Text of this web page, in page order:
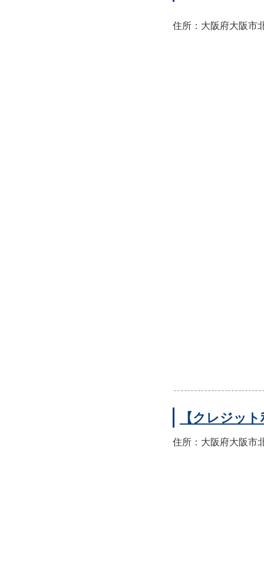
住所：大阪府大阪市
【クレジッ
住所：大阪府大阪市